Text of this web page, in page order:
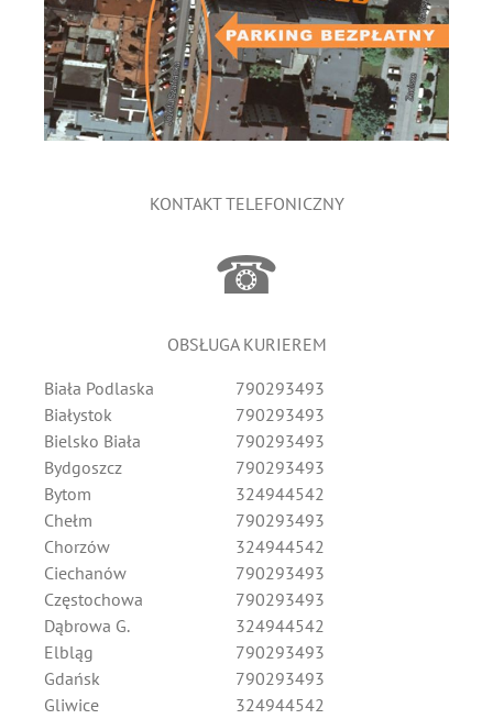
KONTAKT TELEFONICZNY
☎
OBSŁUGA KURIEREM
Biała Podlaska
790293493
Białystok
790293493
Bielsko Biała
790293493
Bydgoszcz
790293493
Bytom
324944542
Chełm
790293493
Chorzów
324944542
Ciechanów
790293493
Częstochowa
790293493
Dąbrowa G.
324944542
Elbląg
790293493
Gdańsk
790293493
Gliwice
324944542